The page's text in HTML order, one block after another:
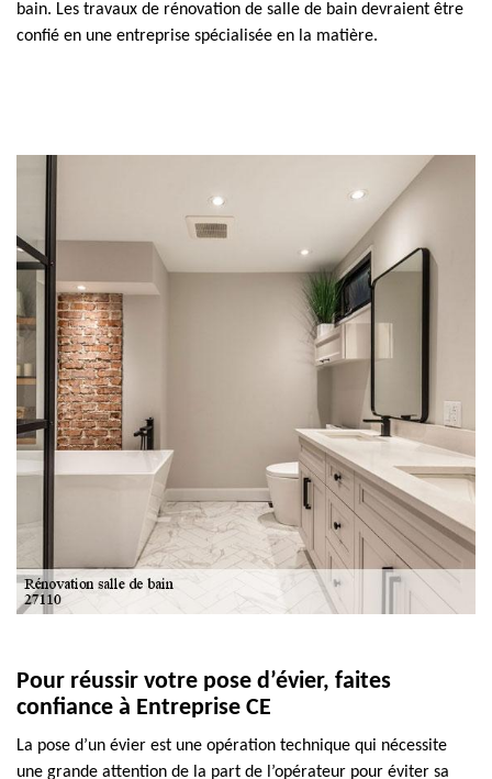
bain. Les travaux de rénovation de salle de bain devraient être
confié en une entreprise spécialisée en la matière.
Pour réussir votre pose d’évier, faites
confiance à Entreprise CE
La pose d’un évier est une opération technique qui nécessite
une grande attention de la part de l’opérateur pour éviter sa